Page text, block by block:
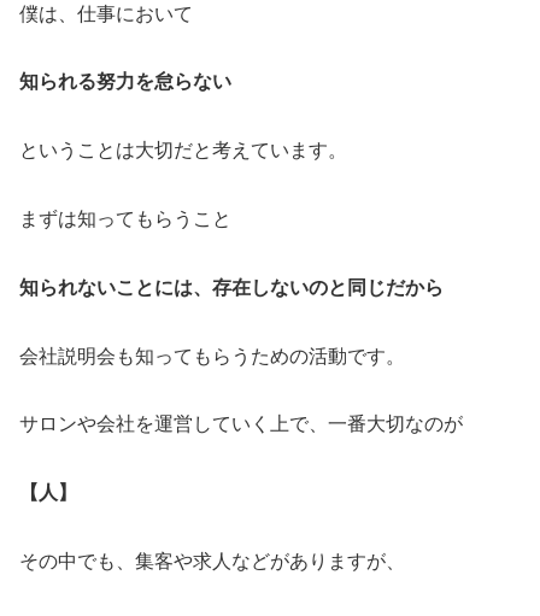
僕は、仕事において
知られる努力を怠らない
ということは大切だと考えています。
まずは知ってもらうこと
知られないことには、存在しないのと同じだから
会社説明会も知ってもらうための活動です。
サロンや会社を運営していく上で、一番大切なのが
【人】
その中でも、集客や求人などがありますが、